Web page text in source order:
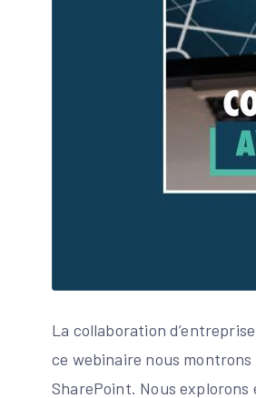
La collaboration
ce webinaire nous
SharePoint. Nous